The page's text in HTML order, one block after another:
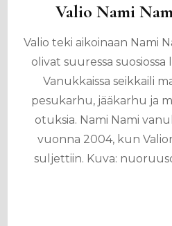
Valio Nami
Valio teki aikoinaan Nami
olivat suuressa
Vanukkaissa seikkaili
pesukarhu, jääkarhu ja
otuksia. Nami Nami
vuonna 2004, kun
suljettiin. Kuva: